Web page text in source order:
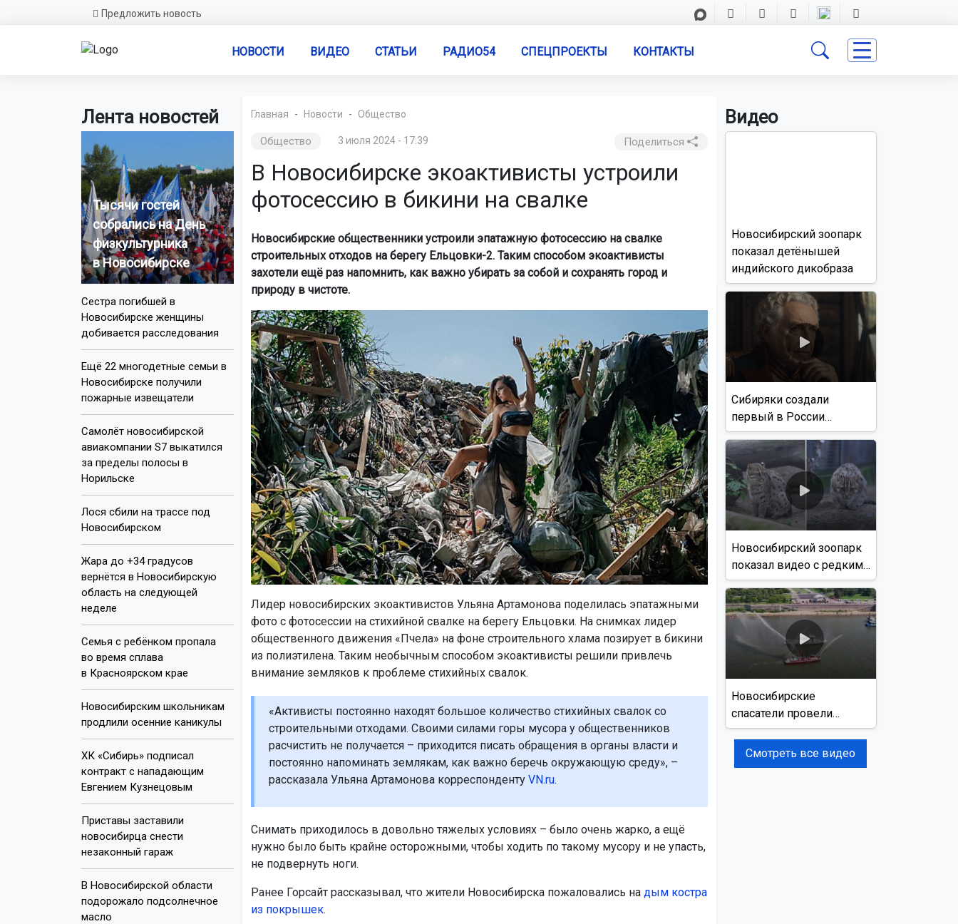
Предложить новость
НОВОСТИ ВИДЕО СТАТЬИ РАДИО54 СПЕЦПРОЕКТЫ КОНТАКТЫ
Лента новостей
Тысячи гостей
собрались на День
физкультурника
в Новосибирске
Сестра погибшей в
Новосибирске женщины
добивается расследования
Ещё 22 многодетные семьи в
Новосибирске получили
пожарные извещатели
Самолёт новосибирской
авиакомпании S7 выкатился
за пределы полосы в
Норильске
Лося сбили на трассе под
Новосибирском
Жара до +34 градусов
вернётся в Новосибирскую
область на следующей
неделе
Семья с ребёнком пропала
во время сплава
в Красноярском крае
Новосибирским школьникам
продлили осенние каникулы
ХК «Сибирь» подписал
контракт с нападающим
Евгением Кузнецовым
Приставы заставили
новосибирца снести
незаконный гараж
В Новосибирской области
подорожало подсолнечное
масло
Главная Новости Общество
Общество 3 июля 2024 - 17:39 Поделиться
В Новосибирске экоактивисты устроили
фотосессию в бикини на свалке
Новосибирские общественники устроили эпатажную фотосессию на свалке
строительных отходов на берегу Ельцовки-2. Таким способом экоактивисты
захотели ещё раз напомнить, как важно убирать за собой и сохранять город и
природу в чистоте.
Лидер новосибирских экоактивистов Ульяна Артамонова поделилась эпатажными
фото с фотосессии на стихийной свалке на берегу Ельцовки. На снимках лидер
общественного движения «Пчела» на фоне строительного хлама позирует в бикини
из полиэтилена. Таким необычным способом экоактивисты решили привлечь
внимание земляков к проблеме стихийных свалок.
«Активисты постоянно находят большое количество стихийных свалок со
строительными отходами. Своими силами горы мусора у общественников
расчистить не получается – приходится писать обращения в органы власти и
постоянно напоминать землякам, как важно беречь окружающую среду», –
рассказала Ульяна Артамонова корреспонденту VN.ru.
Снимать приходилось в довольно тяжелых условиях – было очень жарко, а ещё
нужно было быть крайне осторожными, чтобы ходить по такому мусору и не упасть,
не подвернуть ноги.
Ранее Горсайт рассказывал, что жители Новосибирска пожаловались на дым костра
из покрышек.
Видео
Новосибирский зоопарк
показал детёнышей
индийского дикобраза
Сибиряки создали
первый в России
документальный фильм
с использованием ИИ
Новосибирский зоопарк
показал видео с редким
виверровым котом
Новосибирские
спасатели провели
учения на реке Обь
Смотреть все видео